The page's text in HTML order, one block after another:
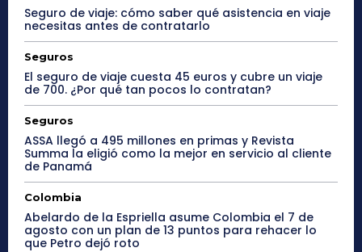
Seguro de viaje: cómo saber qué asistencia en viaje
necesitas antes de contratarlo
Seguros
El seguro de viaje cuesta 45 euros y cubre un viaje
de 700. ¿Por qué tan pocos lo contratan?
Seguros
ASSA llegó a 495 millones en primas y Revista
Summa la eligió como la mejor en servicio al cliente
de Panamá
Colombia
Abelardo de la Espriella asume Colombia el 7 de
agosto con un plan de 13 puntos para rehacer lo
que Petro dejó roto